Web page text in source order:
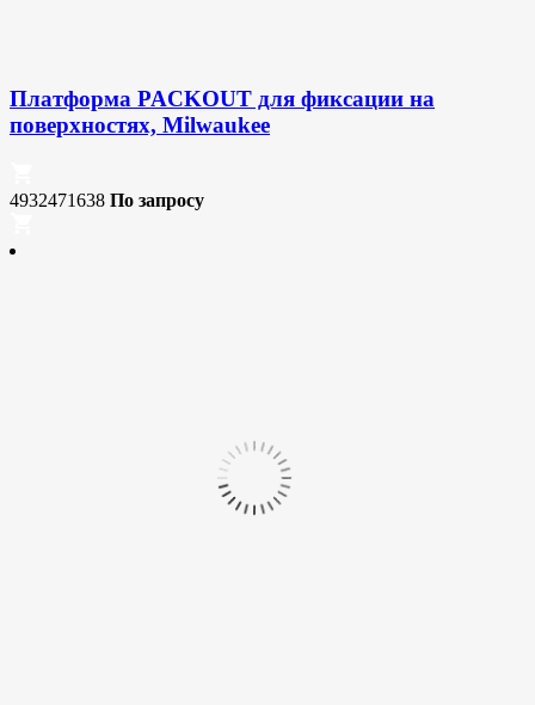
Платформа PACKOUT для фиксации на
поверхностях, Milwaukee
4932471638 По запросу